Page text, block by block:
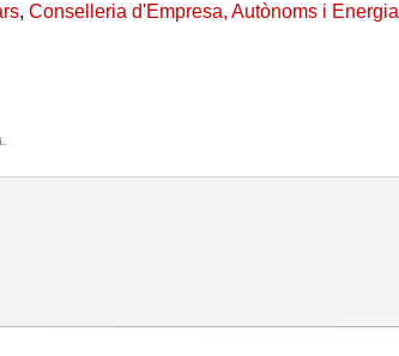
,Conselleria d'Empresa, Autònoms i Energia